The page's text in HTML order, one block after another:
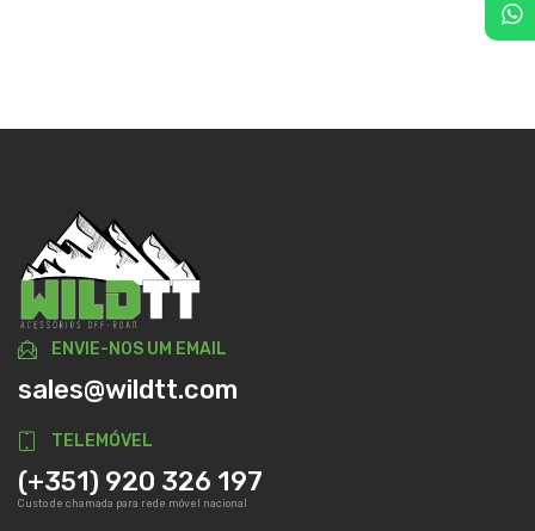
ENVIE-NOS UM EMAIL
sales@wildtt.com
TELEMÓVEL
(+351) 920 326 197
Custo de chamada para rede móvel nacional